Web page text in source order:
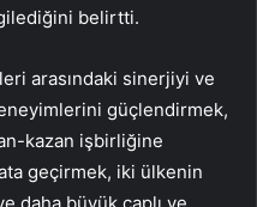
belirtti.
arasındaki sinerjiyi ve
güçlendirmek,
kazan işbirliğine
geçirmek, iki ülkenin